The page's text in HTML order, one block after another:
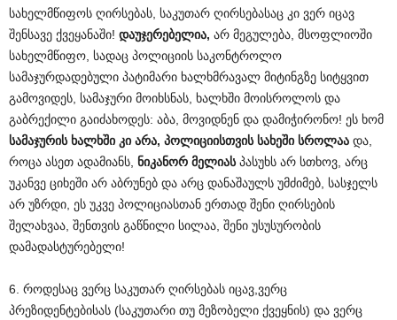
სახელმწიფოს ღირსებას, საკუთარ ღირსებასაც კი ვერ იცავ
შენსავე ქვეყანაში! დაუჯერებელია, არ მეგულება, მსოფლიოში
სახელმწიფო, სადაც პოლიციის საკონტროლო
სამაჯურდადებული პატიმარი ხალხმრავალ მიტინგზე სიტყვით
გამოვიდეს, სამაჯური მოიხსნას, ხალხში მოისროლოს და
გაბრექილი გაიძახოდეს: აბა, მოვიდნენ და დამიჭირონო! ეს ხომ
სამაჯურის ხალხში კი არა, პოლიციისთვის სახეში სროლაა და,
როცა ასეთ ადამიანს, ნიკანორ მელიასპასუხს არ სთხოვ, არც
უკანვე ციხეში არ აბრუნებ და არც დანაშაულს უმძიმებ, სასჯელს
არ უზრდი, ეს უკვე პოლიციასთან ერთად შენი ღირსების
შელახვაა, შენთვის გაწნილი სილაა, შენი უსუსურობის
დამადასტურებელი!
6. როდესაც ვერც საკუთარ ღირსებას იცავ,ვერც
პრეზიდენტებისას (საკუთარი თუ მეზობელი ქვეყნის) და ვერც